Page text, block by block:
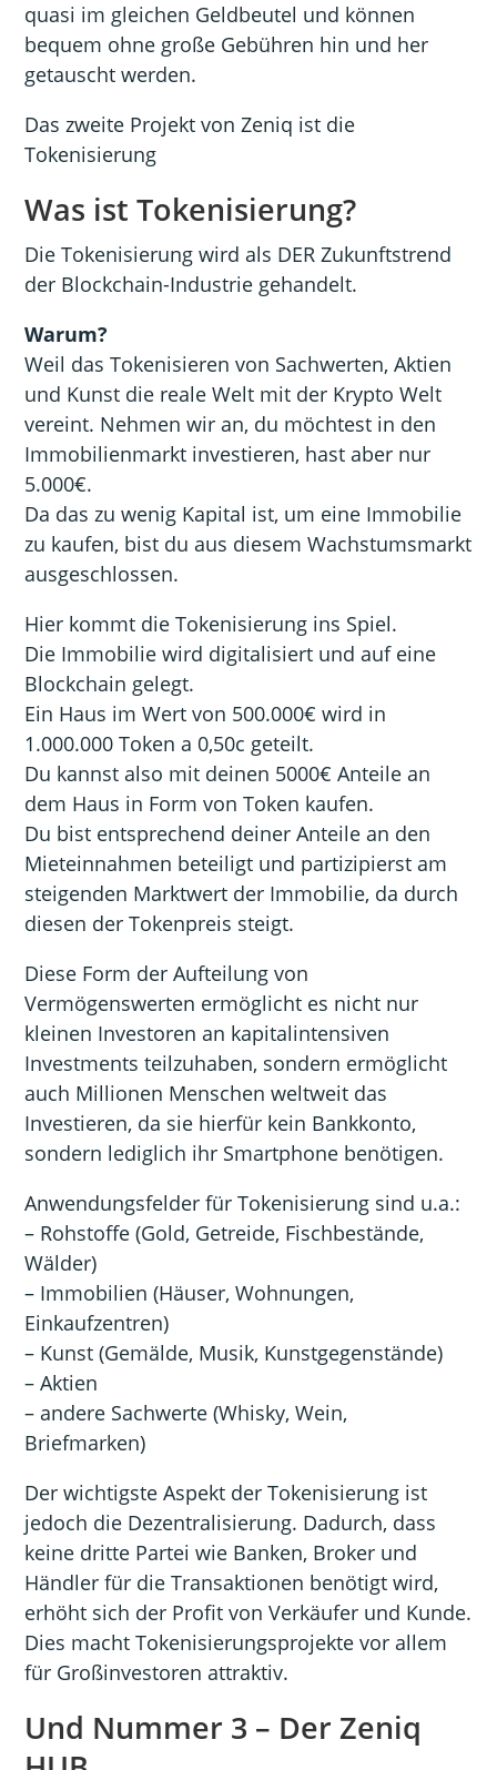
quasi im gleichen Geldbeutel und können
bequem ohne große Gebühren hin und her
getauscht werden.
Das zweite Projekt von Zeniq ist die
Tokenisierung
Was ist Tokenisierung?
Die Tokenisierung wird als DER Zukunftstrend
der Blockchain-Industrie gehandelt.
Warum?
Weil das Tokenisieren von Sachwerten, Aktien
und Kunst die reale Welt mit der Krypto Welt
vereint. Nehmen wir an, du möchtest in den
Immobilienmarkt investieren, hast aber nur
5.000€.
Da das zu wenig Kapital ist, um eine Immobilie
zu kaufen, bist du aus diesem Wachstumsmarkt
ausgeschlossen.
Hier kommt die Tokenisierung ins Spiel.
Die Immobilie wird digitalisiert und auf eine
Blockchain gelegt.
Ein Haus im Wert von 500.000€ wird in
1.000.000 Token a 0,50c geteilt.
Du kannst also mit deinen 5000€ Anteile an
dem Haus in Form von Token kaufen.
Du bist entsprechend deiner Anteile an den
Mieteinnahmen beteiligt und partizipierst am
steigenden Marktwert der Immobilie, da durch
diesen der Tokenpreis steigt.
Diese Form der Aufteilung von
Vermögenswerten ermöglicht es nicht nur
kleinen Investoren an kapitalintensiven
Investments teilzuhaben, sondern ermöglicht
auch Millionen Menschen weltweit das
Investieren, da sie hierfür kein Bankkonto,
sondern lediglich ihr Smartphone benötigen.
Anwendungsfelder für Tokenisierung sind u.a.:
– Rohstoffe (Gold, Getreide, Fischbestände,
Wälder)
– Immobilien (Häuser, Wohnungen,
Einkaufzentren)
– Kunst (Gemälde, Musik, Kunstgegenstände)
– Aktien
– andere Sachwerte (Whisky, Wein,
Briefmarken)
Der wichtigste Aspekt der Tokenisierung ist
jedoch die Dezentralisierung. Dadurch, dass
keine dritte Partei wie Banken, Broker und
Händler für die Transaktionen benötigt wird,
erhöht sich der Profit von Verkäufer und Kunde.
Dies macht Tokenisierungsprojekte vor allem
für Großinvestoren attraktiv.
Und Nummer 3 – Der Zeniq